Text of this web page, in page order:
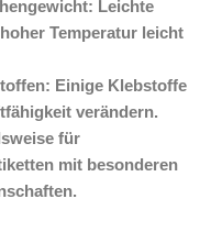
Leichte
Temperatur leicht
Einige Klebstoffe
verändern.
für
mit besonderen